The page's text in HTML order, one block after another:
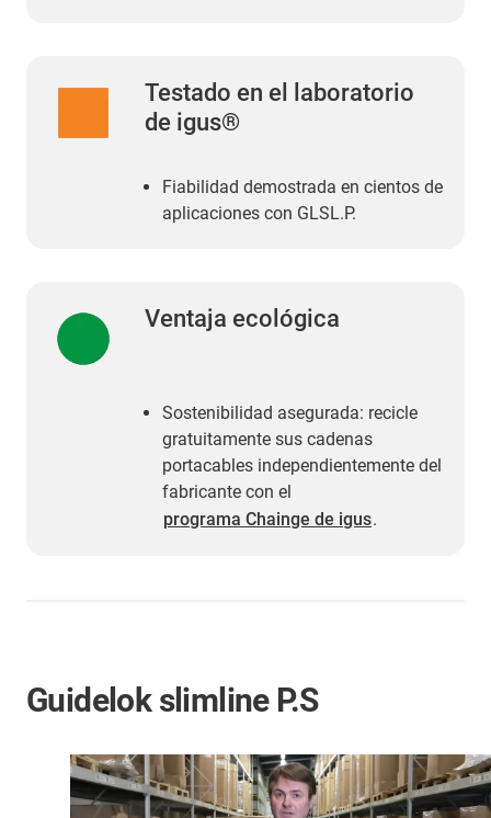
Testado en el laboratorio
de igus®
Fiabilidad demostrada en cientos de
aplicaciones con GLSL.P.
Ventaja ecológica
Sostenibilidad asegurada: recicle
gratuitamente sus cadenas
portacables independientemente del
fabricante con el
programa Chainge de igus.
Guidelok slimline P.S